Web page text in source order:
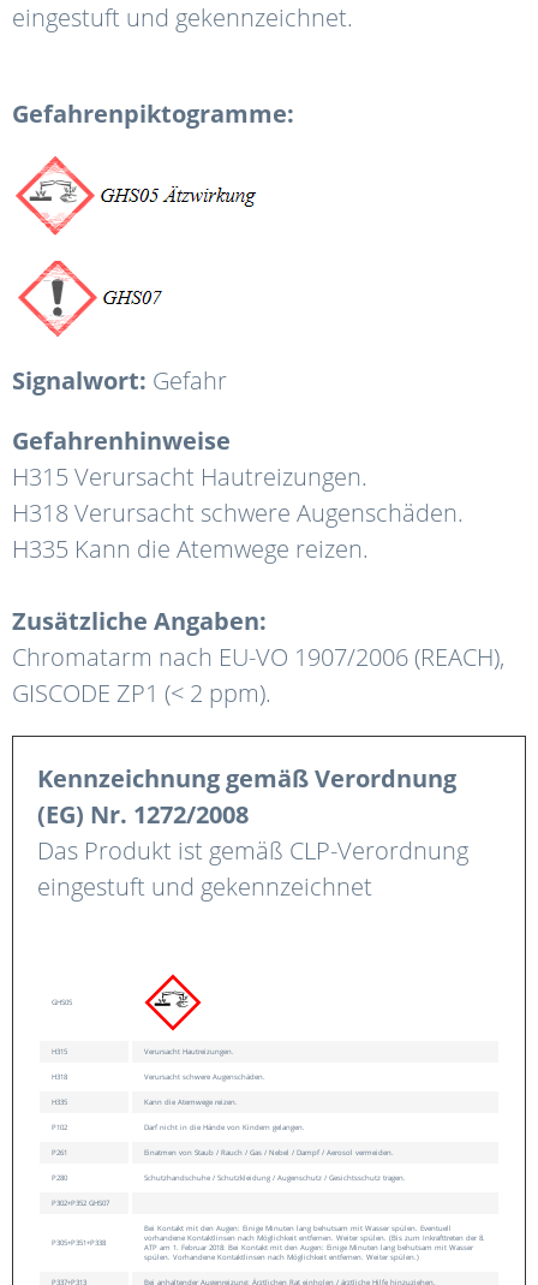
eingestuft und gekennzeichnet.
Gefahrenpiktogramme:
Signalwort: Gefahr
Gefahrenhinweise
H315 Verursacht Hautreizungen.
H318 Verursacht schwere Augenschäden.
H335 Kann die Atemwege reizen.
Zusätzliche Angaben:
Chromatarm nach EU-VO 1907/2006 (REACH),
GISCODE ZP1 (< 2 ppm).
Kennzeichnung gemäß Verordnung
(EG) Nr. 1272/2008
Das Produkt ist gemäß CLP-Verordnung
eingestuft und gekennzeichnet
GHS05
H315 Verursacht Hautreizungen.
H318 Verursacht schwere Augenschäden.
H335 Kann die Atemwege reizen.
P102 Darf nicht in die Hände von Kindern gelangen.
P261 Einatmen von Staub / Rauch / Gas / Nebel / Dampf / Aerosol vermeiden.
P280 Schutzhandschuhe / Schutzkleidung / Augenschutz / Gesichtsschutz tragen.
P302+P352 GHS07
P305+P351+P338
Bei Kontakt mit den Augen: Einige Minuten lang behutsam mit Wasser spülen. Eventuell
vorhandene Kontaktlinsen nach Möglichkeit entfernen. Weiter spülen. (Bis zum Inkrafttreten der 8.
ATP am 1. Februar 2018: Bei Kontakt mit den Augen: Einige Minuten lang behutsam mit Wasser
spülen. Vorhandene Kontaktlinsen nach Möglichkeit entfernen. Weiter spülen.)
P337+P313 Bei anhaltender Augenreizung: Ärztlichen Rat einholen / ärztliche Hilfe hinzuziehen.